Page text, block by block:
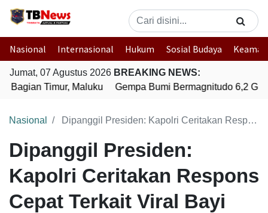
Nasional Internasional Hukum Sosial Budaya
Jumat, 07 Agustus 2026 BREAKING NEWS:
Bagian Timur, Maluku
Gempa Bumi Bermagnitudo 6,2
Nasional Dipanggil Presiden: Kapolri Ceritakan Respons Cepat Terkait Viral Bayi Diberi Kopi di Sulsel
Dipanggil Presiden:
Kapolri Ceritakan Respons
Cepat Terkait Viral Bayi